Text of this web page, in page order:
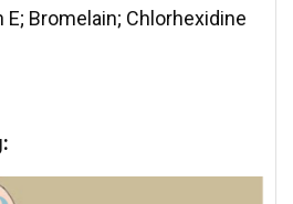
Bromelain; Chlorhexidine